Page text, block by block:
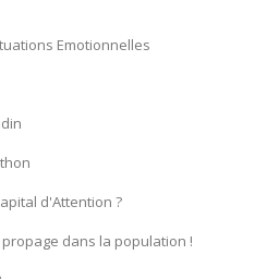
Emotionnelles
d'Attention ?
dans la population !